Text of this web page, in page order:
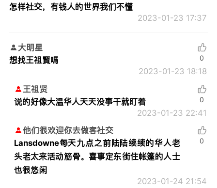
怎样社交，有钱人的世界我们不懂
2023-01-23 17:37
大明星
想找王祖賢嗎
2023-01-23 18:18
0
王祖贤
说的好像大温华人天天没事干就盯着
2023-01-23 22:41
0
他们很欢迎你去做客社交
Lansdowne每天九点之前陆陆续续的华人老
头老太来活动筋骨。喜事定东街住帐篷的人士
也很悠闲
2023-01-24 21:54
0